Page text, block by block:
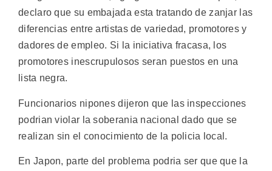
declaro que su embajada esta tratando de zanjar las
diferencias entre artistas de variedad, promotores y
dadores de empleo. Si la iniciativa fracasa, los
promotores inescrupulosos seran puestos en una
lista negra.
Funcionarios nipones dijeron que las inspecciones
podrian violar la soberania nacional dado que se
realizan sin el conocimiento de la policia local.
En Japon, parte del problema podria ser que que la